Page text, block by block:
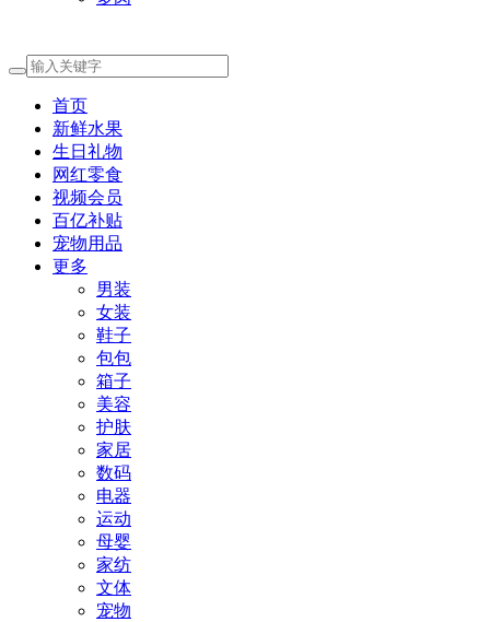
首页
新鲜水果
生日礼物
网红零食
视频会员
百亿补贴
宠物用品
更多
男装
女装
鞋子
包包
箱子
美容
护肤
家居
数码
电器
运动
母婴
家纺
文体
宠物